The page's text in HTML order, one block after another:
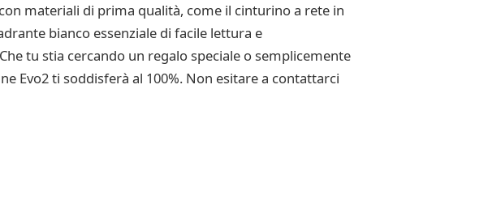
materiali di prima qualità, come il cinturino a rete in
bianco essenziale di facile lettura e
tu stia cercando un regalo speciale o semplicemente
Evo2 ti soddisferà al 100%. Non esitare a contattarci